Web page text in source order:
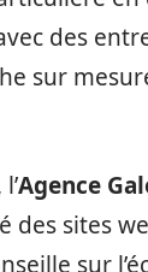
des
sur
Agence
des sites
sur